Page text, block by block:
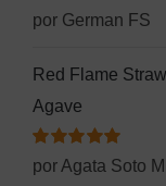
Valorado
con
por German FS
Red Flame
Agave
Valorado
con
de 5
por Agata Soto M